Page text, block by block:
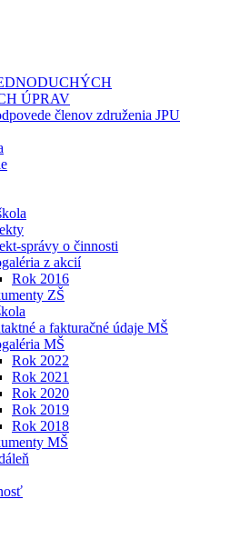
ÚPRAV
členov združenia JPU
správy o činnosti
z akcií
Rok 2016
ZŠ
a fakturačné údaje MŠ
MŠ
Rok 2022
Rok 2021
Rok 2020
Rok 2019
Rok 2018
MŠ